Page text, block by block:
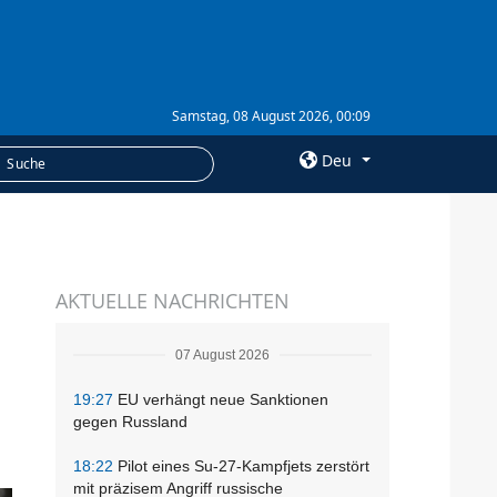
Samstag, 08 August 2026, 00:09
Deu
Abonnement
AKTUELLE NACHRICHTEN
07 August 2026
19:27 EU verhängt neue Sanktionen
gegen Russland
18:22 Pilot eines Su-27-Kampfjets zerstört
mit präzisem Angriff russische